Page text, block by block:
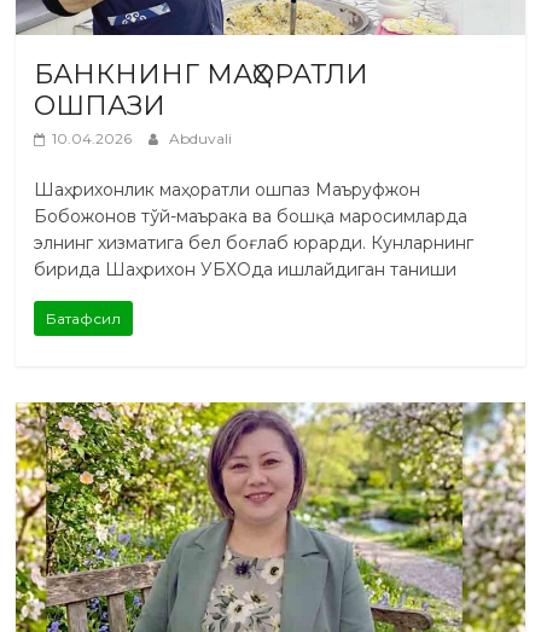
БАНКНИНГ МАҲОРАТЛИ
ОШПАЗИ
10.04.2026 Abduvali
Шаҳрихонлик маҳоратли ошпаз Маъруфжон
Бобожонов тўй-маърака ва бошқа маросимларда
элнинг хизматига бел боғлаб юрарди. Кунларнинг
бирида Шаҳрихон УБХОда ишлайдиган таниши
Батафсил